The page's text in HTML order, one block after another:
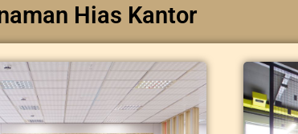
Hias Kantor